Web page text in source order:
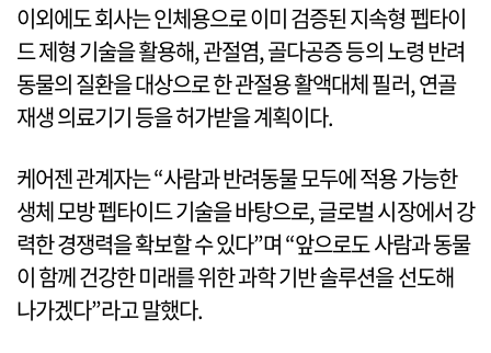
이외에도 회사는 인체용으로 이미 검증된 지속형 펩타이
드 제형 기술을 활용해, 관절염, 골다공증 등의 노령 반려
동물의 질환을 대상으로 한 관절용 활액대체 필러, 연골
재생 의료기기 등을 허가받을 계획이다.
케어젠 관계자는 “사람과 반려동물 모두에 적용 가능한
생체 모방 펩타이드 기술을 바탕으로, 글로벌 시장에서 강
력한 경쟁력을 확보할 수 있다”며 “앞으로도 사람과 동물
이 함께 건강한 미래를 위한 과학 기반 솔루션을 선도해
나가겠다”라고 말했다.